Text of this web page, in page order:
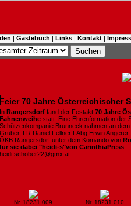
| Gästebuch | Links | Kontakt |
Feier 70 Jahre Österreichischer
In Rangersdorf fand der Festakt 70 Jahre
Fahnenweihe statt. Eine Ehrenformation der
Schützenkompanie Brunneck nahmen an
Gruber, LR Daniel Fellner LAbg Erwin
ÖKB Rangersdorf unter dem Komando von
für sie dabei "heidi-s"von CarinthiaPress
heidi.schober22@gmx.at
Nr. 18231 009 Nr. 18231 010